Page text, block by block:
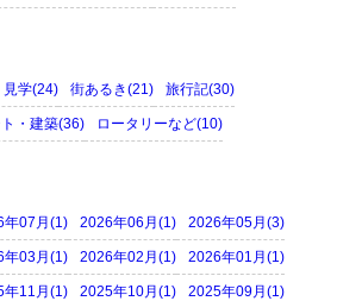
見学(24) 街あるき(21) 旅行記(30)
・建築(36) ロータリーなど(10)
年07月(1) 2026年06月(1) 2026年05月(3)
年03月(1) 2026年02月(1) 2026年01月(1)
年11月(1) 2025年10月(1) 2025年09月(1)